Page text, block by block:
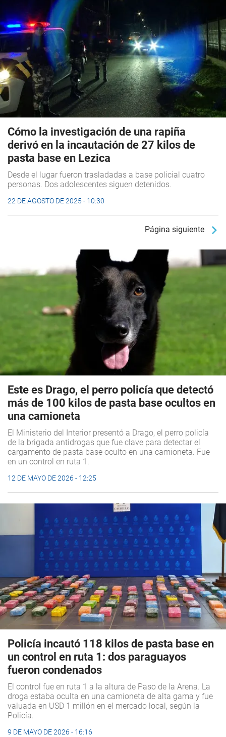
Cómo la investigación de una rapiña
derivó en la incautación de 27 kilos de
pasta base en Lezica
Desde el lugar fueron trasladadas a base policial cuatro
personas. Dos adolescentes siguen detenidos.
22 DE AGOSTO DE 2025 - 10:30
Página siguiente
Este es Drago, el perro policía que detectó
más de 100 kilos de pasta base ocultos en
una camioneta
El Ministerio del Interior presentó a Drago, el perro policía
de la brigada antidrogas que fue clave para detectar el
cargamento de pasta base oculto en una camioneta. Fue
en un control en ruta 1.
12 DE MAYO DE 2026 - 12:25
Policía incautó 118 kilos de pasta base en
un control en ruta 1: dos paraguayos
fueron condenados
El control fue en ruta 1 a la altura de Paso de la Arena. La
droga estaba oculta en una camioneta de alta gama y fue
valuada en USD 1 millón en el mercado local, según la
Policía.
9 DE MAYO DE 2026 - 16:16